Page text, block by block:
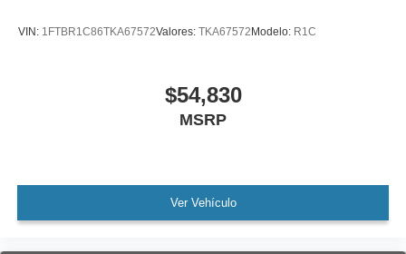
VIN: 1FTBR1C86TKA67572Valores: TKA67572 Modelo: R1C
$54,830
MSRP
Ver Vehículo